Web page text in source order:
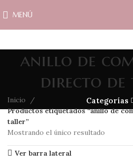
MENÚ
anillo de
directo
Categorías
Inicio
Productos etiquetados “anillo de
taller”
Mostrando el único resultado
Ver barra lateral